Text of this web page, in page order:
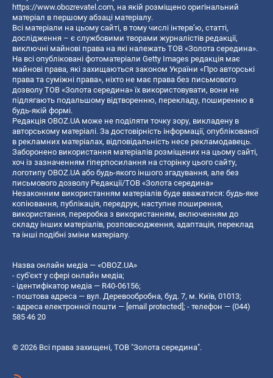
https://www.obozrevatel.com, на якій розміщено оригінальний
матеріал в першому абзаці матеріалу.
Всі матеріали на цьому сайті, в тому числі інтерв’ю, статті,
дослідження – є службовими творами журналістів редакції,
виключні майнові права на які належать ТОВ «Золота середина».
На всі опубліковані фотоматеріали Getty Images редакція має
майнові права, які захищаються законом України «Про авторські
права та суміжні права», ніхто не має права без письмового
дозволу ТОВ «Золота середина» їх використовувати, вони не
підлягають подальшому відтворенню, перекладу, поширенню в
будь-якій формі.
Редакція OBOZ.UA може не поділяти точку зору, викладену в
авторському матеріалі. За достовірність інформації, опублікованої
в рекламних матеріалах, відповідальність несе рекламодавець.
Заборонено використання матеріалів розміщених на цьому сайті,
хоч із зазначенням гіперпосилання на сторінку цього сайту,
логотипу OBOZ.UA або будь-якого іншого згадування, але без
письмового дозволу Редакції/ТОВ «Золота середина»
Незаконним використанням матеріалів буде вважатися: будь-яке
копiювання, публiкацiя, передрук, наступне поширення,
використання, переробка з використанням, включенням до
складу інших матеріалів, розповсюдження, адаптація, переклад
та інші подібні зміни матеріалу.
Назва онлайн медіа — «OBOZ.UA»
- суб'єкт у сфері онлайн медіа;
- ідентифікатор медіа — R40-06156;
- поштова адреса — вул. Деревообробна, буд. 7, м. Київ, 01013;
- адреса електронної пошти — [email protected] ; - телефон — (044)
585 46 20
© 2026 Всі права захищені, ТОВ "Золота середина".